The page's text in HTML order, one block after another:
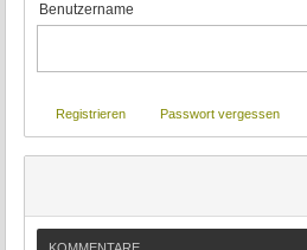
Benutzername
Registrieren Passwort vergessen